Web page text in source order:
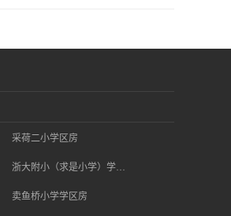
采荷二小学区房
卖鱼桥小学学区房